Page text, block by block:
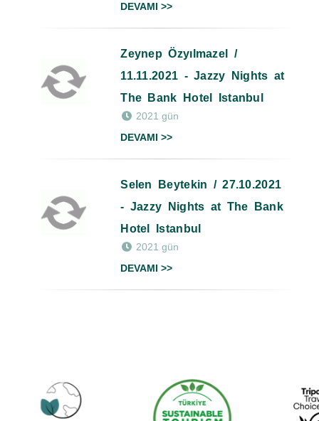
DEVAMI >>
Zeynep Özyılmazel /
11.11.2021 - Jazzy Nights at
The Bank Hotel Istanbul
2021 gün
DEVAMI >>
Selen Beytekin / 27.10.2021
- Jazzy Nights at The Bank
Hotel Istanbul
2021 gün
DEVAMI >>